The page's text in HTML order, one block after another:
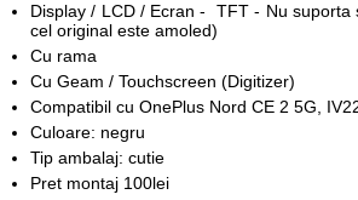
Display / LCD / Ecran - TFT - Nu suporta
cel original este amoled)
Cu rama
Cu Geam / Touchscreen (Digitizer)
Compatibil cu OnePlus Nord CE 2 5G,
Culoare: negru
Tip ambalaj: cutie
Pret montaj 100lei